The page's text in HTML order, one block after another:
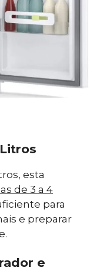
esta
de 3 a 4
para
e preparar
e